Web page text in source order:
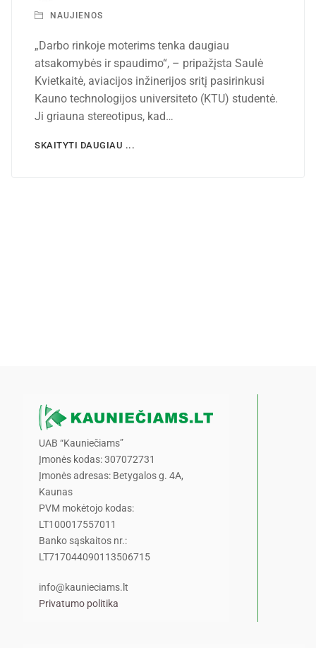
NAUJIENOS
„Darbo rinkoje moterims tenka daugiau
atsakomybės ir spaudimo“, – pripažįsta Saulė
Kvietkaitė, aviacijos inžinerijos sritį pasirinkusi
Kauno technologijos universiteto (KTU) studentė.
Ji griauna stereotipus, kad…
SKAITYTI DAUGIAU ...
UAB “Kauniečiams”
Įmonės kodas: 307072731
Įmonės adresas: Betygalos g. 4A,
Kaunas
PVM mokėtojo kodas:
LT100017557011
Banko sąskaitos nr.:
LT717044090113506715
info@kaunieciams.lt
Privatumo politika